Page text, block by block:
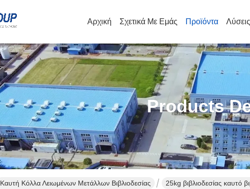
Αρχική Σχετικά Με Εμάς Προϊόντα Λύσεις
Products
Καυτή Κόλλα Λειωμένων Μετάλλων Βιβλιοδεσίας 25kg βιβλιοδεσίας καυτό